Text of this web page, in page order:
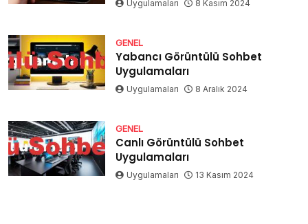
Uygulamaları 8 Kasım 2024
GENEL
Yabancı Görüntülü Sohbet
Uygulamaları
Uygulamaları 8 Aralık 2024
GENEL
Canlı Görüntülü Sohbet
Uygulamaları
Uygulamaları 13 Kasım 2024